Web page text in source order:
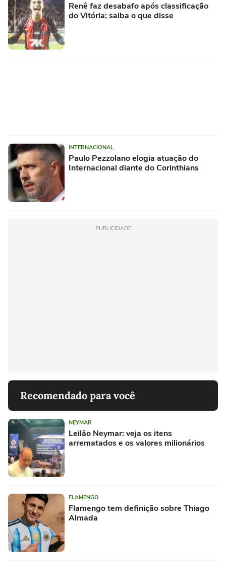
Renê faz desabafo após classificação
do Vitória; saiba o que disse
INTERNACIONAL
Paulo Pezzolano elogia atuação do
Internacional diante do Corinthians
PUBLICIDADE
Recomendado para você
NEYMAR
Leilão Neymar: veja os itens
arrematados e os valores milionários
FLAMENGO
Flamengo tem definição sobre Thiago
Almada